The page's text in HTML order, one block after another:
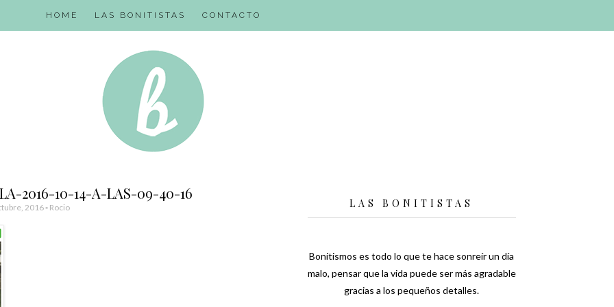
HOME LAS BONITISTAS CONTACTO
2016-10-14-A-LAS-09-40-16
2016- Rocio LAS BONITISTAS
Bonitismos es todo lo que te hace sonreír un día
malo, pensar que la vida puede ser más agradable
gracias a los pequeños detalles.